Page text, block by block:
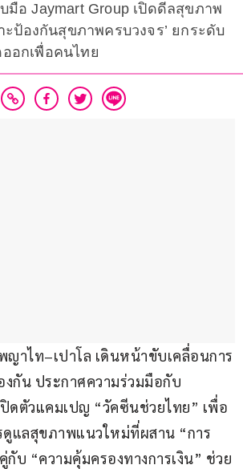
มือ Jaymart Group เปิดดีลสุขภาพ
าะป้องกันสุขภาพครบวงจร’ ยกระดับ
อกเพื่อคนไทย
ญาไท–เปาโล เดินหน้าขับเคลื่อนการ
กัน ประกาศความร่วมมือกับ
ดตัวแคมเปญ “วัคซีนช่วยไทย” เพื่อ
แลสุขภาพแนวใหม่ที่ผสาน “การ
บ “ความคุ้มครองทางการเงิน” ช่วย